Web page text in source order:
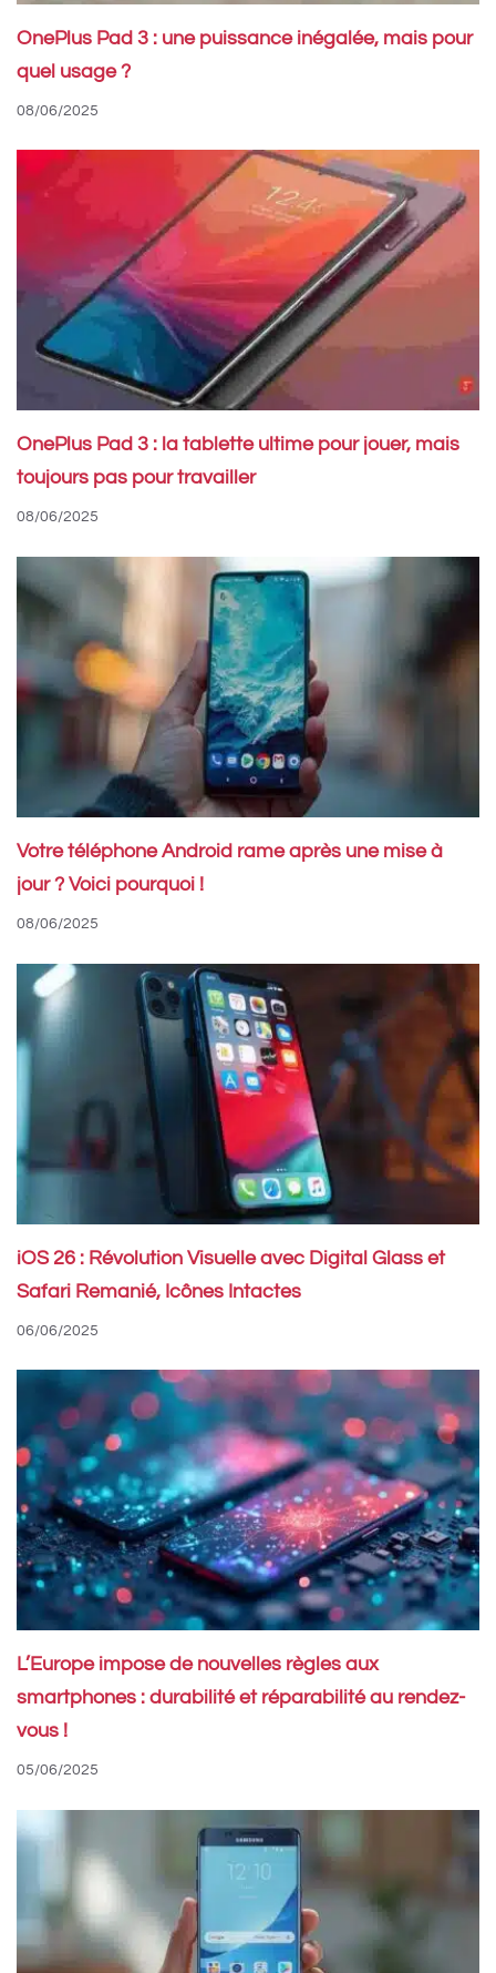
OnePlus Pad 3 : une puissance inégalée, mais pour
quel usage ?
08/06/2025
OnePlus Pad 3 : la tablette ultime pour jouer, mais
toujours pas pour travailler
08/06/2025
Votre téléphone Android rame après une mise à
jour ? Voici pourquoi !
08/06/2025
iOS 26 : Révolution Visuelle avec Digital Glass et
Safari Remanié, Icônes Intactes
06/06/2025
L’Europe impose de nouvelles règles aux
smartphones : durabilité et réparabilité au rendez-
vous !
05/06/2025